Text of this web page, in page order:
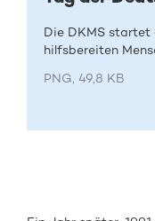
Die DKMS startet
hilfsbereiten
PNG, 49,8 KB